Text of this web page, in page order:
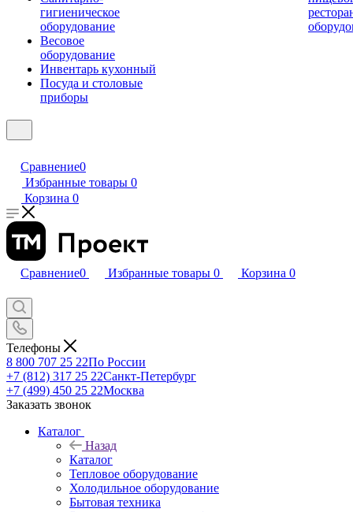
гигиеническое
оборудование
Весовое
оборудование
Инвентарь кухонный
Посуда и столовые
приборы
Сравнение0
Избранные товары 0
Корзина 0
Сравнение0 Избранные товары 0 Корзина 0
Телефоны
8 800 707 25 22По России
+7 (812) 317 25 22Санкт-Петербург
+7 (499) 450 25 22Москва
Заказать звонок
Каталог
Назад
Каталог
Тепловое оборудование
Холодильное оборудование
Бытовая техника